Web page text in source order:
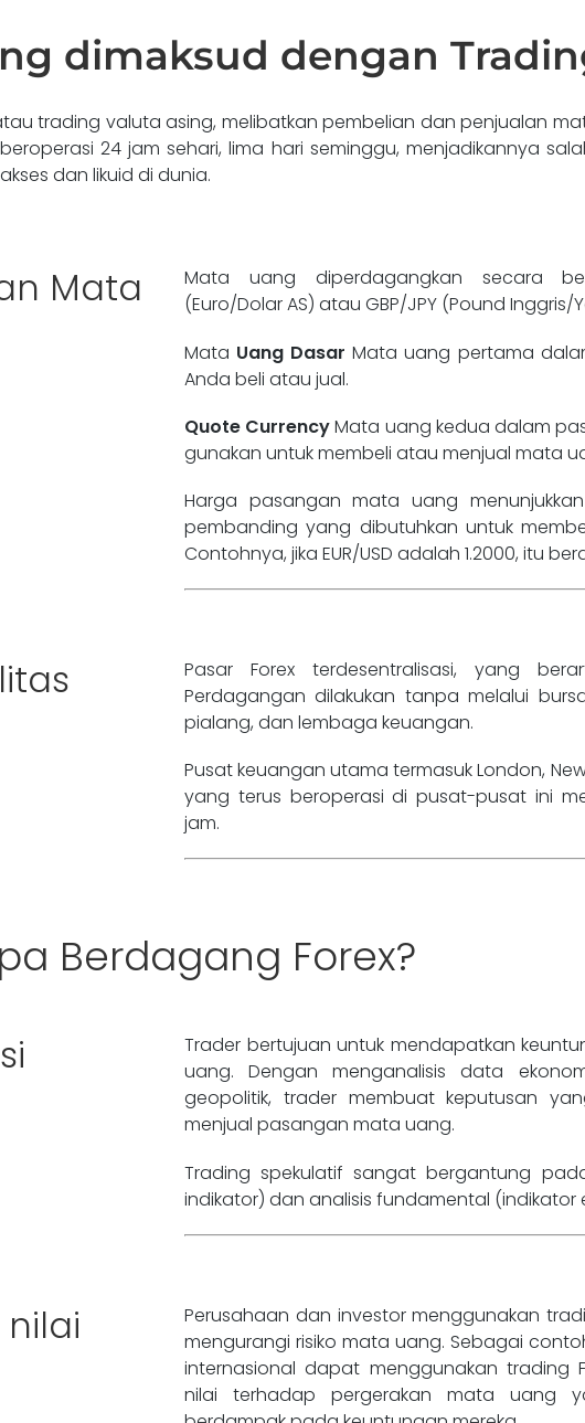
dimaksud dengan
trading valuta asing, melibatkan pembelian dan penjualan
24 jam sehari, lima hari seminggu, menjadikannya
dan likuid di dunia.
Mata
Mata uang diperdagangkan secara
(Euro/Dolar AS) atau GBP/JPY (Pound Inggris/
Mata Uang DasarMata uang pertama
Anda beli atau jual.
Quote CurrencyMata uang kedua dalam
gunakan untuk membeli atau menjual mata
Harga pasangan mata uang
pembanding yang dibutuhkan untuk
Contohnya, jika EUR/USD adalah 1.2000, itu
Pasar Forex terdesentralisasi, yang
Perdagangan dilakukan tanpa melalui
pialang, dan lembaga keuangan.
Pusat keuangan utama termasuk London,
yang terus beroperasi di pusat-pusat ini
jam.
Berdagang Forex?
Trader bertujuan untuk mendapatkan
uang. Dengan menganalisis data
geopolitik, trader membuat keputusan
menjual pasangan mata uang.
Trading spekulatif sangat bergantung
indikator) dan analisis fundamental (indikator
Perusahaan dan investor menggunakan
mengurangi risiko mata uang. Sebagai
internasional dapat menggunakan trading
nilai terhadap pergerakan mata uang